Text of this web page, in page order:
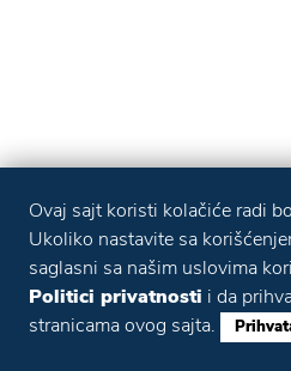
Ovaj sajt koristi kolačiće radi
Ukoliko nastavite sa
saglasni sa našim uslovima
Politici privatnosti i da
stranicama ovog sajta.